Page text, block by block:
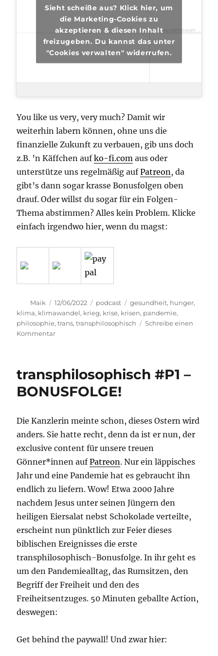
transphilosophisch
Sieht scheiße aus? Klick hier, um
die Marketing-Cookies zu
akzeptieren & diesen Inhalt
freizugeben. Du kannst das unter
"Cookies verwalten" widerrufen.
You like us very, very much? Damit wir
weiterhin labern können, ohne uns die
finanzielle Zukunft zu verbauen, gib uns doch
z.B. ’n Käffchen aufko-fi.com aus oder
unterstütze uns regelmäßig aufPatreon, da
gibt’s dann sogar krasse Bonusfolgen oben
drauf. Oder willst du sogar für ein Folgen-
Thema abstimmen? Alles kein Problem. Klicke
einfach irgendwo hier, wenn du magst:
Autor
Maik
Veröffentlicht
am
12/06/2022 Kategorien
podcast Schlagwörter
gesundheit, hunger,
klima, klimawandel, krieg, krise, krisen, pandemie,
philosophie,trans,transphilosophisch
Schreibe einen
Kommentarzu
transphilosophisch #P1 –
BONUSFOLGE!
Die Kanzlerin meinte schon, dieses Ostern wird
anders. Sie hatte recht, denn da ist er nun, der
exclusive content für unsere treuen
Gönner*innen aufPatreon. Nur ein läppisches
Jahr und eine Pandemie hat es gebraucht ihn
endlich zu liefern. Wow! Etwa 2000 Jahre
nachdem Jesus unter seinen Jüngern den
heiligen Eiersalat nebst Schokolade verteilte,
erscheint nun pünktlich zur Feier dieses
biblischen Ereignisses die erste
transphilosophisch-Bonusfolge. In ihr geht es
um den Pandemiealltag, das Rumsitzen, den
Begriff der Freiheit und den des
Freiheitsentzuges. 50 Minuten geballte Action,
deswegen:
Get behind the paywall! Und zwar hier: